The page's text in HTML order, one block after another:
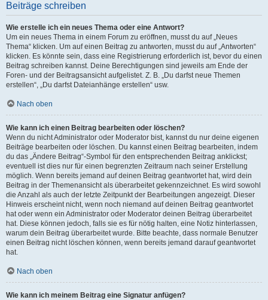
Beiträge schreiben
Wie erstelle ich ein neues Thema oder eine Antwort?
Um ein neues Thema in einem Forum zu eröffnen, musst du auf „Neues
Thema“ klicken. Um auf einen Beitrag zu antworten, musst du auf „Antworten“
klicken. Es könnte sein, dass eine Registrierung erforderlich ist, bevor du einen
Beitrag schreiben kannst. Deine Berechtigungen sind jeweils am Ende der
Foren- und der Beitragsansicht aufgelistet. Z. B. „Du darfst neue Themen
erstellen“, „Du darfst Dateianhänge erstellen“ usw.
Nach oben
Wie kann ich einen Beitrag bearbeiten oder löschen?
Wenn du nicht Administrator oder Moderator bist, kannst du nur deine eigenen
Beiträge bearbeiten oder löschen. Du kannst einen Beitrag bearbeiten, indem
du das „Ändere Beitrag“-Symbol für den entsprechenden Beitrag anklickst;
eventuell ist dies nur für einen begrenzten Zeitraum nach seiner Erstellung
möglich. Wenn bereits jemand auf deinen Beitrag geantwortet hat, wird dein
Beitrag in der Themenansicht als überarbeitet gekennzeichnet. Es wird sowohl
die Anzahl als auch der letzte Zeitpunkt der Bearbeitungen angezeigt. Dieser
Hinweis erscheint nicht, wenn noch niemand auf deinen Beitrag geantwortet
hat oder wenn ein Administrator oder Moderator deinen Beitrag überarbeitet
hat. Diese können jedoch, falls sie es für nötig halten, eine Notiz hinterlassen,
warum dein Beitrag überarbeitet wurde. Bitte beachte, dass normale Benutzer
einen Beitrag nicht löschen können, wenn bereits jemand darauf geantwortet
hat.
Nach oben
Wie kann ich meinem Beitrag eine Signatur anfügen?